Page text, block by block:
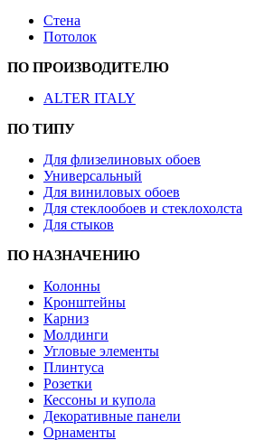
Стена
Потолок
ПО ПРОИЗВОДИТЕЛЮ
ALTER ITALY
ПО ТИПУ
Для флизелиновых обоев
Универсальный
Для виниловых обоев
Для стеклообоев и стеклохолста
Для стыков
ПО НАЗНАЧЕНИЮ
Колонны
Кронштейны
Карниз
Молдинги
Угловые элементы
Плинтуса
Розетки
Кессоны и купола
Декоративные панели
Орнаменты